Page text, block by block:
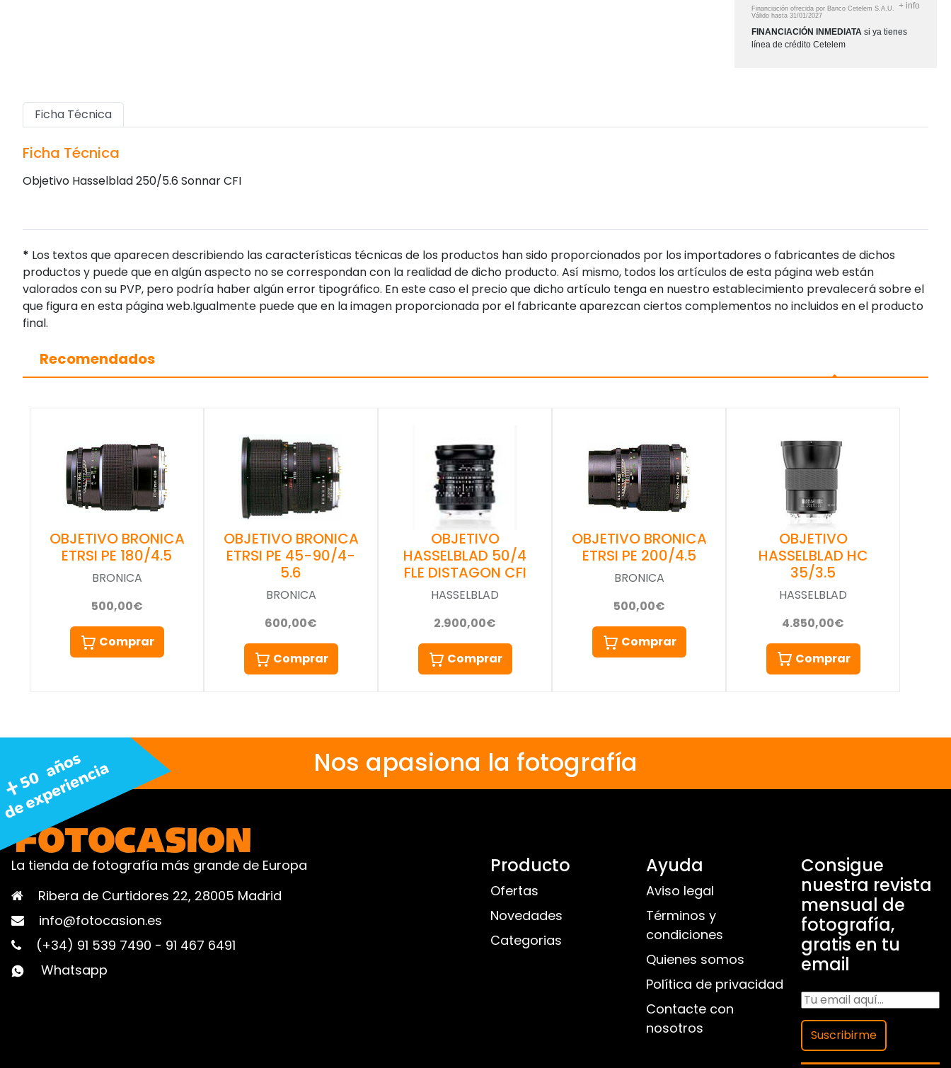
Financiación ofrecida por Banco Cetelem S.A.U.
Válido hasta31/01/2027
+ info
FINANCIACIÓN INMEDIATA si ya tienes
línea de crédito Cetelem
Ficha Técnica
Ficha Técnica
Objetivo Hasselblad 250/5.6 Sonnar CFI
* Los textos que aparecen describiendo las características técnicas de los productos han sido proporcionados por los importadores o fabricantes de dichos
productos y puede que en algún aspecto no se correspondan con la realidad de dicho producto. Así mismo, todos los artículos de esta página web están
valorados con su PVP, pero podría haber algún error tipográfico. En este caso el precio que dicho artículo tenga en nuestro establecimiento prevalecerá sobre el
que figura en esta página web.Igualmente puede que en la imagen proporcionada por el fabricante aparezcan ciertos complementos no incluidos en el producto
final.
Recomendados
OBJETIVO BRONICA
ETRSI PE 180/4.5
BRONICA
500,00€
Comprar
OBJETIVO BRONICA
ETRSI PE 45-90/4-
5.6
BRONICA
600,00€
Comprar
OBJETIVO
HASSELBLAD 50/4
FLE DISTAGON CFI
HASSELBLAD
2.900,00€
Comprar
OBJETIVO BRONICA
ETRSI PE 200/4.5
BRONICA
500,00€
Comprar
OBJETIVO
HASSELBLAD HC
35/3.5
HASSELBLAD
4.850,00€
Comprar
Nos apasiona la fotografía
La tienda de fotografía más grande de Europa
Ribera de Curtidores 22, 28005 Madrid
info@fotocasion.es
(+34) 91 539 7490 - 91 467 6491
Whatsapp
Producto
Ofertas
Novedades
Categorias
Ayuda
Aviso legal
Términos y
condiciones
Quienes somos
Política de privacidad
Contacte con
nosotros
Consigue
nuestra revista
mensual de
fotografía,
gratis en tu
email
Suscribirme